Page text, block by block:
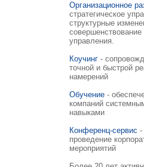
Организационное
стратегическое
структурные
управления.
Коучинг -
точной и быстрой
намерений
Обучение -
компаний
навыками
Конференц-сервис -
проведение
мероприятий